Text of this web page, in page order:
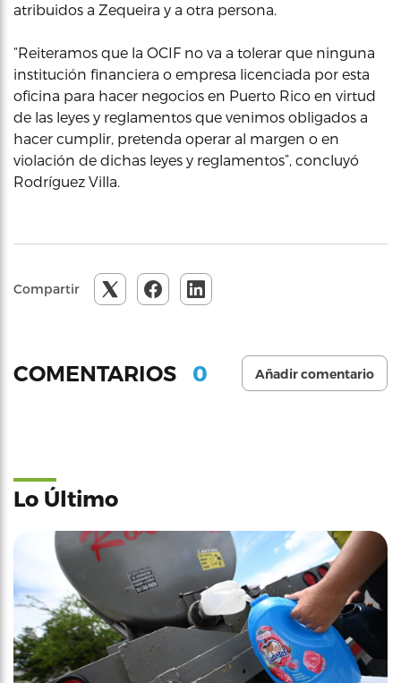
atribuidos a Zequeira y a otra persona.
“Reiteramos que la OCIF no va a tolerar que ninguna
institución financiera o empresa licenciada por esta
oficina para hacer negocios en Puerto Rico en virtud
de las leyes y reglamentos que venimos obligados a
hacer cumplir, pretenda operar al margen o en
violación de dichas leyes y reglamentos”, concluyó
Rodríguez Villa.
Compartir
COMENTARIOS 0 Añadir comentario
Lo Último